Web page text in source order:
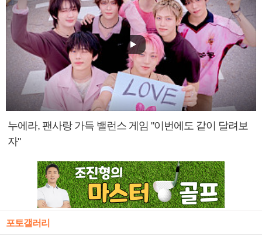
누에라, 팬사랑 가득 밸런스 게임 "이번에도 같이 달려보
자"
포토갤러리